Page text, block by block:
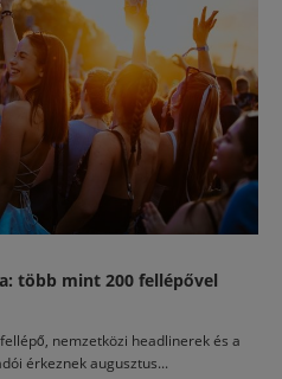
több mint 200 fellépővel
nemzetközi headlinerek és a
érkeznek augusztus...